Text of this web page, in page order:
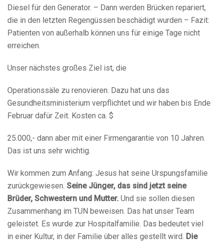
Diesel für den Generator. – Dann werden Brücken repariert,
die in den letzten Regengüssen beschädigt wurden – Fazit:
Patienten von außerhalb können uns für einige Tage nicht
erreichen.
Unser nächstes großes Ziel ist, die
Operationssäle zu renovieren. Dazu hat uns das
Gesundheitsministerium verpflichtet und wir haben bis Ende
Februar dafür Zeit. Kosten ca. $
25.000,- dann aber mit einer Firmengarantie von 10 Jahren.
Das ist uns sehr wichtig.
Wir kommen zum Anfang: Jesus hat seine Urspungsfamilie
zurückgewiesen. Seine Jünger, das sind jetzt seine
Brüder, Schwestern und Mutter. Und sie sollen diesen
Zusammenhang im TUN beweisen. Das hat unser Team
geleistet. Es wurde zur Hospitalfamilie. Das bedeutet viel
in einer Kultur, in der Familie über alles gestellt wird. Die